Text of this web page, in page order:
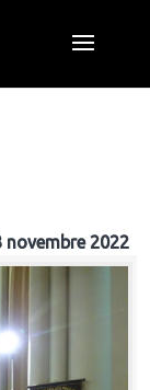
novembre 2022